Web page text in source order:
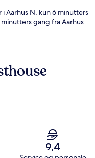
Aarhus N, kun 6 minutters
gang fra Aarhus
9,4